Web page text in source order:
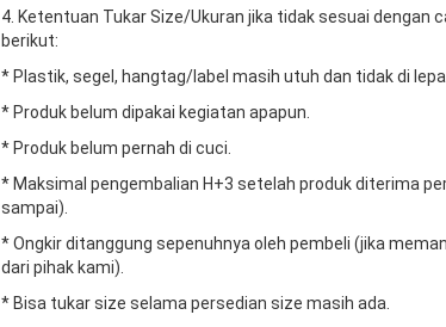
4. Ketentuan Tukar Size/Ukuran jika tidak sesuai dengan
berikut:
* Plastik, segel, hangtag/label masih utuh dan tidak di
* Produk belum dipakai kegiatan apapun.
* Produk belum pernah di cuci.
* Maksimal pengembalian H+3 setelah produk diterima
sampai).
* Ongkir ditanggung sepenuhnya oleh pembeli (jika
dari pihak kami).
* Bisa tukar size selama persedian size masih ada.